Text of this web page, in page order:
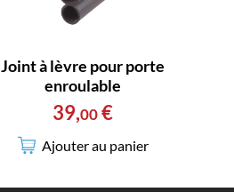
Joint à lèvre pour porte
enroulable
39,00 €
Ajouter au panier